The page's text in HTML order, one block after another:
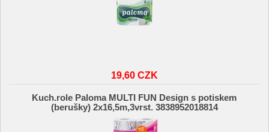
19,60 CZK
Kuch.role Paloma MULTI FUN Design s potiskem
(berušky) 2x16,5m,3vrst. 3838952018814